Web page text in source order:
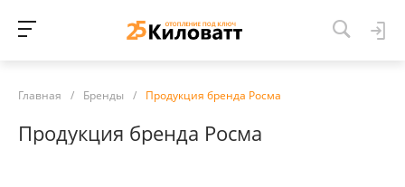
Главная / Бренды / Продукция бренда Росма
Продукция бренда Росма